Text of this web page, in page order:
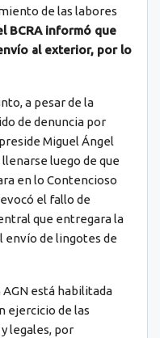
de las labores
BCRA informó que
al exterior, por lo
a pesar de la
de denuncia por
Miguel Ángel
luego de que
en lo Contencioso
el fallo de
que entregara la
envío de lingotes de
está habilitada
ejercicio de las
legales, por